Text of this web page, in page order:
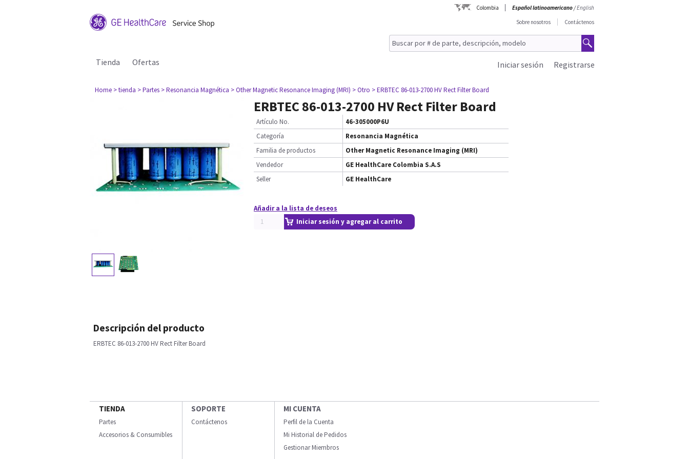
Colombia Español latinoamericano/English
Sobre nosotros
Contáctenos
Tienda Ofertas Registrarse
Iniciar sesión
Home > tienda > Partes > Resonancia Magnética > Other Magnetic Resonance Imaging (MRI) > Otro > ERBTEC 86-013-2700 HV Rect Filter Board
ERBTEC 86-013-2700 HV Rect Filter Board
Artículo No.
46-305000P6U
Categoría
Resonancia Magnética
Familia de productos
Other Magnetic Resonance Imaging (MRI)
Vendedor
GE HealthCare Colombia S.A.S
Seller
GE HealthCare
Añadir a la lista de deseos
Iniciar sesión y agregar al carrito
Descripción del producto
ERBTEC 86-013-2700 HV Rect Filter Board
TIENDA
Partes
Accesorios & Consumibles
SOPORTE
Contáctenos
MI CUENTA
Perfil de la Cuenta
Mi Historial de Pedidos
Gestionar Miembros